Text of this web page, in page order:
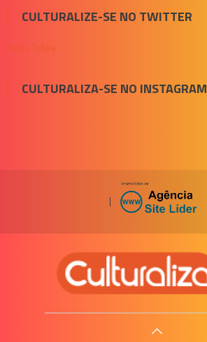
CULTURALIZE-SE NO TWITTER
Meus Tuítes
CULTURALIZA-SE NO INSTAGRAM
|